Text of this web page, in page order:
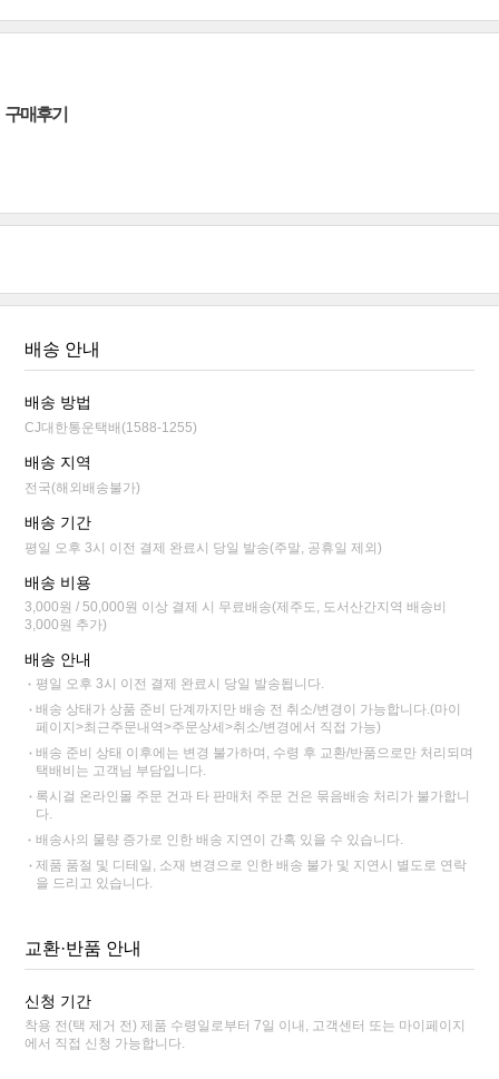
구매후기
배송 안내
배송 방법
CJ대한통운택배(1588-1255)
배송 지역
전국(해외배송불가)
배송 기간
평일 오후 3시 이전 결제 완료시 당일 발송(주말, 공휴일 제외)
배송 비용
3,000원 / 50,000원 이상 결제 시 무료배송(제주도, 도서산간지역 배송비
3,000원 추가)
배송 안내
평일 오후 3시 이전 결제 완료시 당일 발송됩니다.
배송 상태가 상품 준비 단계까지만 배송 전 취소/변경이 가능합니다.(마이
페이지>최근주문내역>주문상세>취소/변경에서 직접 가능)
배송 준비 상태 이후에는 변경 불가하며, 수령 후 교환/반품으로만 처리되며
택배비는 고객님 부담입니다.
록시걸 온라인몰 주문 건과 타 판매처 주문 건은 묶음배송 처리가 불가합니
다.
배송사의 물량 증가로 인한 배송 지연이 간혹 있을 수 있습니다.
제품 품절 및 디테일, 소재 변경으로 인한 배송 불가 및 지연시 별도로 연락
을 드리고 있습니다.
교환·반품 안내
신청 기간
착용 전(택 제거 전) 제품 수령일로부터 7일 이내, 고객센터 또는 마이페이지
에서 직접 신청 가능합니다.